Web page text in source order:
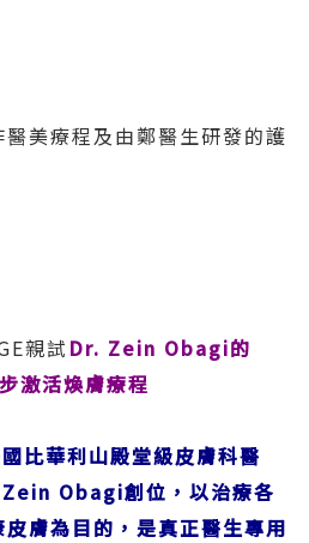
美療程及由鄭醫生研發的護
親試 Dr. Zein Obagi的
激活煥膚療程
比華利山殿堂級皮膚科醫
Obagi創位，以治療各
膚為目的，是真正醫生專用